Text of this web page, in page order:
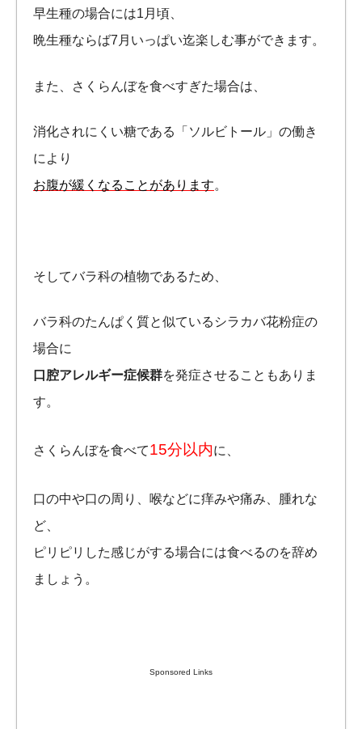
早生種の場合には1月頃、
晩生種ならば7月いっぱい迄楽しむ事ができます。
また、さくらんぼを食べすぎた場合は、
消化されにくい糖である「ソルビトール」の働き
により
お腹が緩くなることがあります。
そしてバラ科の植物であるため、
バラ科のたんぱく質と似ているシラカバ花粉症の
場合に
口腔アレルギー症候群を発症させることもありま
す。
さくらんぼを食べて15分以内に、
口の中や口の周り、喉などに痒みや痛み、腫れな
ど、
ピリピリした感じがする場合には食べるのを辞め
ましょう。
Sponsored Links